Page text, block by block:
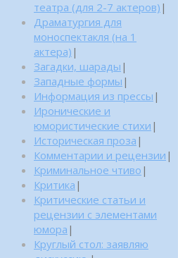
театра (для 2-7 актеров) |
Драматургия для
моноспектакля (на 1
актера) |
Загадки, шарады |
Западные формы |
Информация из прессы |
Иронические и
юмористические стихи |
Историческая проза |
Комментарии и рецензии |
Криминальное чтиво |
Критика |
Критические статьи и
рецензии с элементами
юмора |
Круглый стол: заявляю